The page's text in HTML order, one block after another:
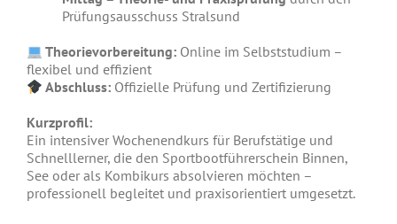
Prüfungsausschuss Stralsund
Theorievorbereitung: Online im Selbststudium –
flexibel und effizient
Abschluss: Offizielle Prüfung und Zertifizierung
Kurzprofil:
Ein intensiver Wochenendkurs für Berufstätige und
Schnelllerner, die den Sportbootführerschein Binnen,
See oder als Kombikurs absolvieren möchten –
professionell begleitet und praxisorientiert umgesetzt.